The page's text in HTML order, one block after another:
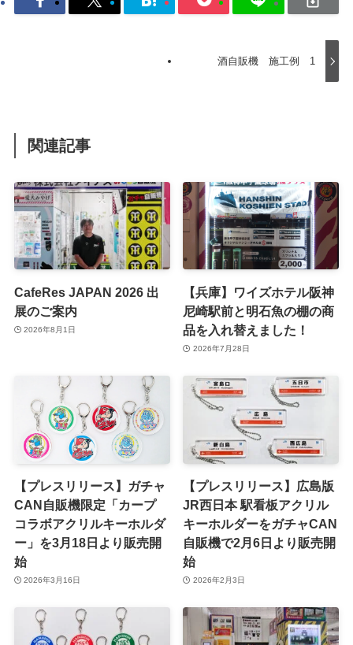
酒自販機 施工例 1
関連記事
CafeRes JAPAN 2026 出
展のご案内
2026年8月1日
【兵庫】ワイズホテル阪神
尼崎駅前と明石魚の棚の商
品を入れ替えました！
2026年7月28日
【プレスリリース】ガチャ
CAN自販機限定「カープ
コラボアクリルキーホルダ
ー」を3月18日より販売開
始
2026年3月16日
【プレスリリース】広島版
JR西日本 駅看板アクリル
キーホルダーをガチャCAN
自販機で2月6日より販売開
始
2026年2月3日